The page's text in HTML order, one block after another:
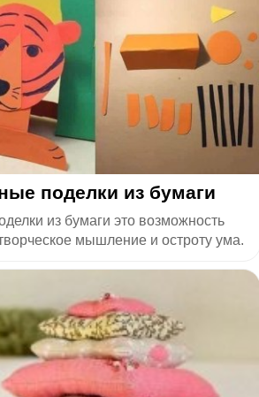
поделки из бумаги
из бумаги это возможность
мышление и остроту ума.